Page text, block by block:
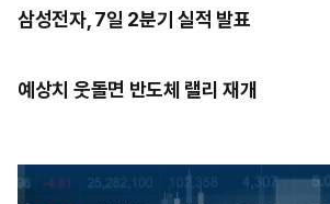
삼성전자, 7일 2분기 실적 발표
예상치 웃돌면 반도체 랠리 재개